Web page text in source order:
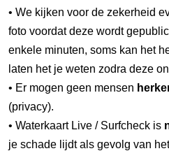
• We kijken voor de zekerheid
foto voordat deze wordt
enkele minuten, soms kan het
laten het je weten zodra deze
• Er mogen geen mensen
(privacy).
• Waterkaart Live / Surfcheck is
je schade lijdt als gevolg van